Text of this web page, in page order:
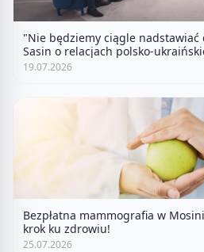
"Nie będziemy ciągle
Sasin o relacjach polsko-
19.07.2026
Bezpłatna mammografia w
krok ku zdrowiu!
25.07.2026